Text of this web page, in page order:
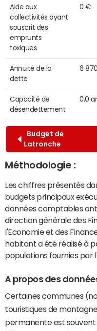
Aide aux
collectivités ayant
souscrit des
emprunts
toxiques
0 €
Annuité de la
dette
6
Capacité de
désendettement
0,0
Budget de
Latronche
Méthodologie :
Les chiffres présentés
budgets principaux
données comptables
direction générale des
l'Economie et des
habitant a été réalisé à
populations fournies par
A propos des
Certaines communes
touristiques de
permanente est